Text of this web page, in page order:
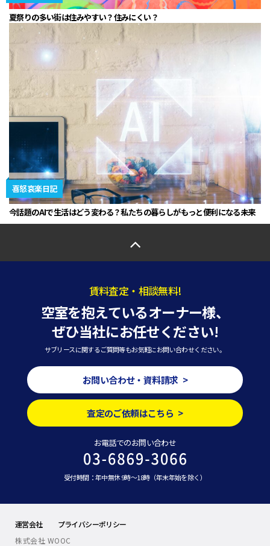
夏祭りの多い街は住みやすい？住みにくい？
喜怒哀楽日記
今話題のAIで生活はどう変わる？私たちの暮らしがもっと便利になる未来
賃料査定・相談無料!
空室を抱えているオーナー様、
ぜひ当社にお任せください!
サブリースに関するご質問等もお気軽にお問い合わせください。
お問い合わせ・資料請求 >
査定のご依頼はこちら >
お電話でのお問い合わせ
受付時間：年中無休 9時～18時（年末年始を除く）
運営会社
プライバシーポリシー
株式会社 WOOC